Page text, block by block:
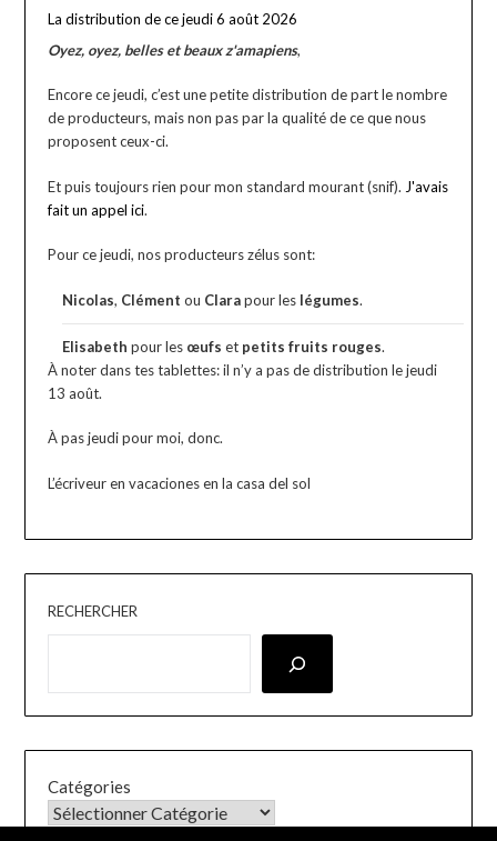
La distribution de ce jeudi 6 août 2026
Oyez, oyez, belles et beaux z'amapiens,
Encore ce jeudi, c’est une petite distribution de part le nombre
de producteurs, mais non pas par la qualité de ce que nous
proposent ceux-ci.
Et puis toujours rien pour mon standard mourant (snif). J'avais
fait un appel ici.
Pour ce jeudi, nos producteurs zélus sont:
Nicolas, Clémentou Clarapour les légumes.
Elisabethpour les œufset petits fruits rouges.
À noter dans tes tablettes: il n’y a pas de distribution le jeudi
13 août.
À pas jeudi pour moi, donc.
L’écriveur en vacaciones en la casa del sol
RECHERCHER
Catégories